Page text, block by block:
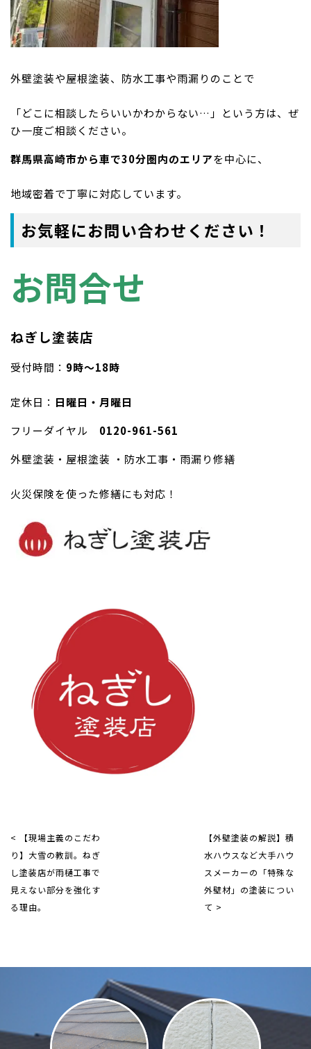
外壁塗装や屋根塗装、防水工事や雨漏りのことで
「どこに相談したらいいかわからない…」という方は、ぜ
ひ一度ご相談ください。
群馬県高崎市から車で30分圏内のエリアを中心に、
地域密着で丁寧に対応しています。
お気軽にお問い合わせください！
お問合せ
ねぎし塗装店
受付時間： 9時〜18時
定休日： 日曜日・月曜日
フリーダイヤル 0120-961-561
外壁塗装・屋根塗装 ・防水工事・雨漏り修繕
火災保険を使った修繕にも対応！
< 【現場主義のこだわ
り】大雪の教訓。ねぎ
し塗装店が雨樋工事で
見えない部分を強化す
る理由。
【外壁塗装の解説】積
水ハウスなど大手ハウ
スメーカーの「特殊な
外壁材」の塗装につい
て >